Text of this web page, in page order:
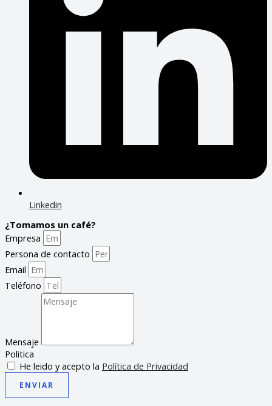
Linkedin
¿Tomamos un café?
Empresa
Persona de contacto
Email
Teléfono
Mensaje
Politica
He leido y acepto la Política de Privacidad
ENVIAR